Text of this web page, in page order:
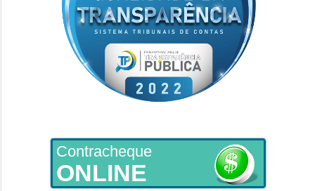
Contracheque
ONLINE